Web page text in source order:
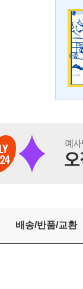
배송/반품/교환